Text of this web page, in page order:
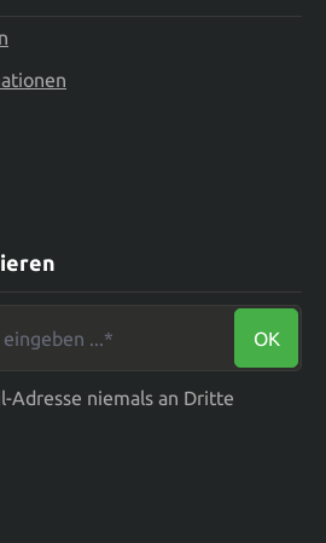
OK
Adresse niemals an Dritte